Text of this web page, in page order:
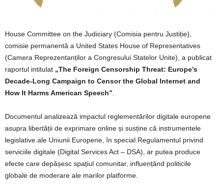
House Committee on the Judiciary (Comisia pentru Justiție),
comisie permanentă a United States House of Representatives
(Camera Reprezentanților a Congresului Statelor Unite), a publicat
raportul intitulat „The Foreign Censorship Threat: Europe’s
Decade-Long Campaign to Censor the Global Internet and
How It Harms American Speech”
Documentul analizează impactul reglementărilor digitale europene
asupra libertății de exprimare online și susține că instrumentele
legislative ale Uniunii Europene, în special Regulamentul privind
serviciile digitale (Digital Services Act – DSA), ar putea produce
efecte care depășesc spațiul comunitar, influențând politicile
globale de moderare ale marilor platforme.